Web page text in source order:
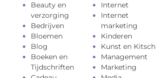
Beauty en
verzorging
Bedrijven
Bloemen
Blog
Boeken en
Tijdschriften
Internet
Internet
marketing
Kinderen
Kunst en Kitsch
Management
Marketing